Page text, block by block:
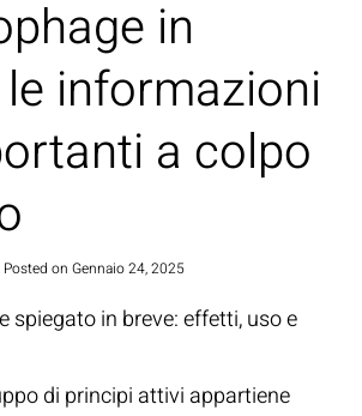
in
informazioni
a colpo
Posted on Gennaio 24, 2025
spiegato in breve: effetti, uso e
di principi attivi appartiene